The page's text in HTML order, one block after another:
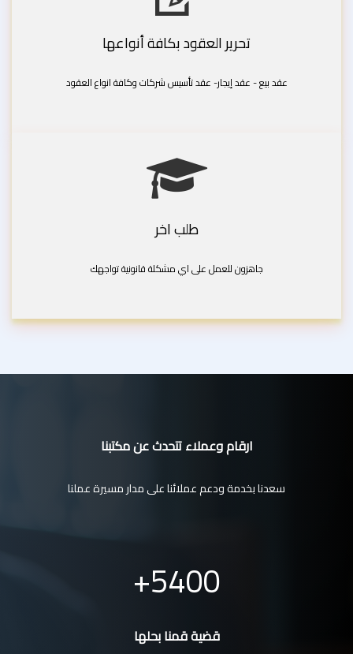
تحرير العقود بكافة أنواعها
عقد بيع - عقد إيجار- عقد تأسيس شركات وكافة انواع العقود
طلب اخر
جاهزون للعمل على اي مشكلة قانونية تواجهك
ارقام وعملاء تتحدث عن مكتبنا
سعدنا بخدمة ودعم عملائنا على مدار مسيرة عملنا
5400
قضية قمنا بحلها